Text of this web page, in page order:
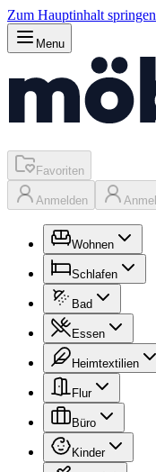
Zum Hauptinhalt springen
Menu
Favoriten
Anmelden
Wohnen
Schlafen
Bad
Essen
Heimtextilien
Flur
Büro
Kinder